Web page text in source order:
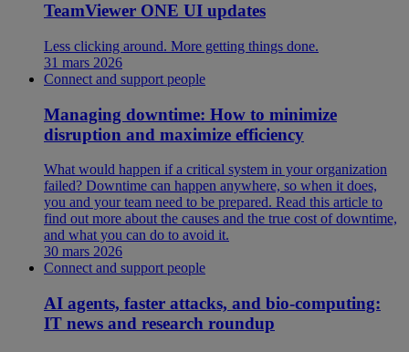
TeamViewer ONE UI updates
Less clicking around. More getting things done.
31 mars 2026
Connect and support people
Managing downtime: How to minimize
disruption and maximize efficiency
What would happen if a critical system in your organization
failed? Downtime can happen anywhere, so when it does,
you and your team need to be prepared. Read this article to
find out more about the causes and the true cost of downtime,
and what you can do to avoid it.
30 mars 2026
Connect and support people
AI agents, faster attacks, and bio-computing:
IT news and research roundup